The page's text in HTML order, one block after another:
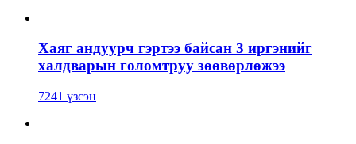
Хаяг андуурч гэртээ байсан 3 иргэнийг
халдварын голомтруу зөөвөрлөжээ
7241 үзсэн